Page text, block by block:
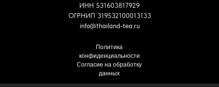
ИНН 531603817929
ОГРНИП 319532100013133
info@thailand-tea.ru
Политика
конфиденциальности
Согласие на обработку
данных